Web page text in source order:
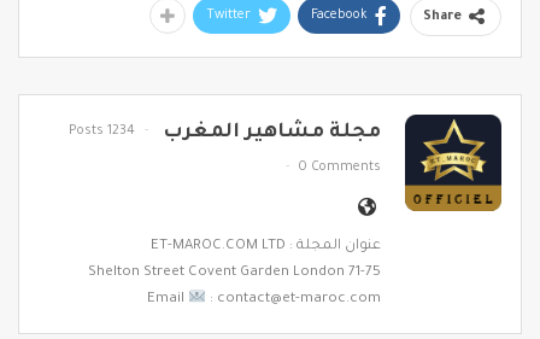
Share
Facebook
Twitter
مجلة مشاهير المغرب 1234 Posts
0 Comments
عنوان المجلة : ET-MAROC.COM LTD
71-75 Shelton Street Covent Garden London
Email
: contact@et-maroc.com